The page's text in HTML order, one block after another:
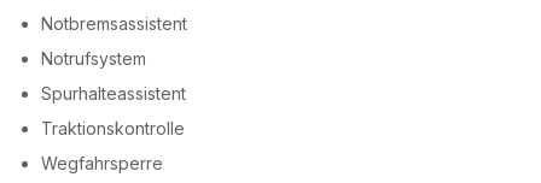
Notbremsassistent
Notrufsystem
Spurhalteassistent
Traktionskontrolle
Wegfahrsperre